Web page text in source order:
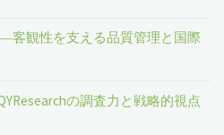
客観性を支える品質管理と国際
の調査力と戦略的視点